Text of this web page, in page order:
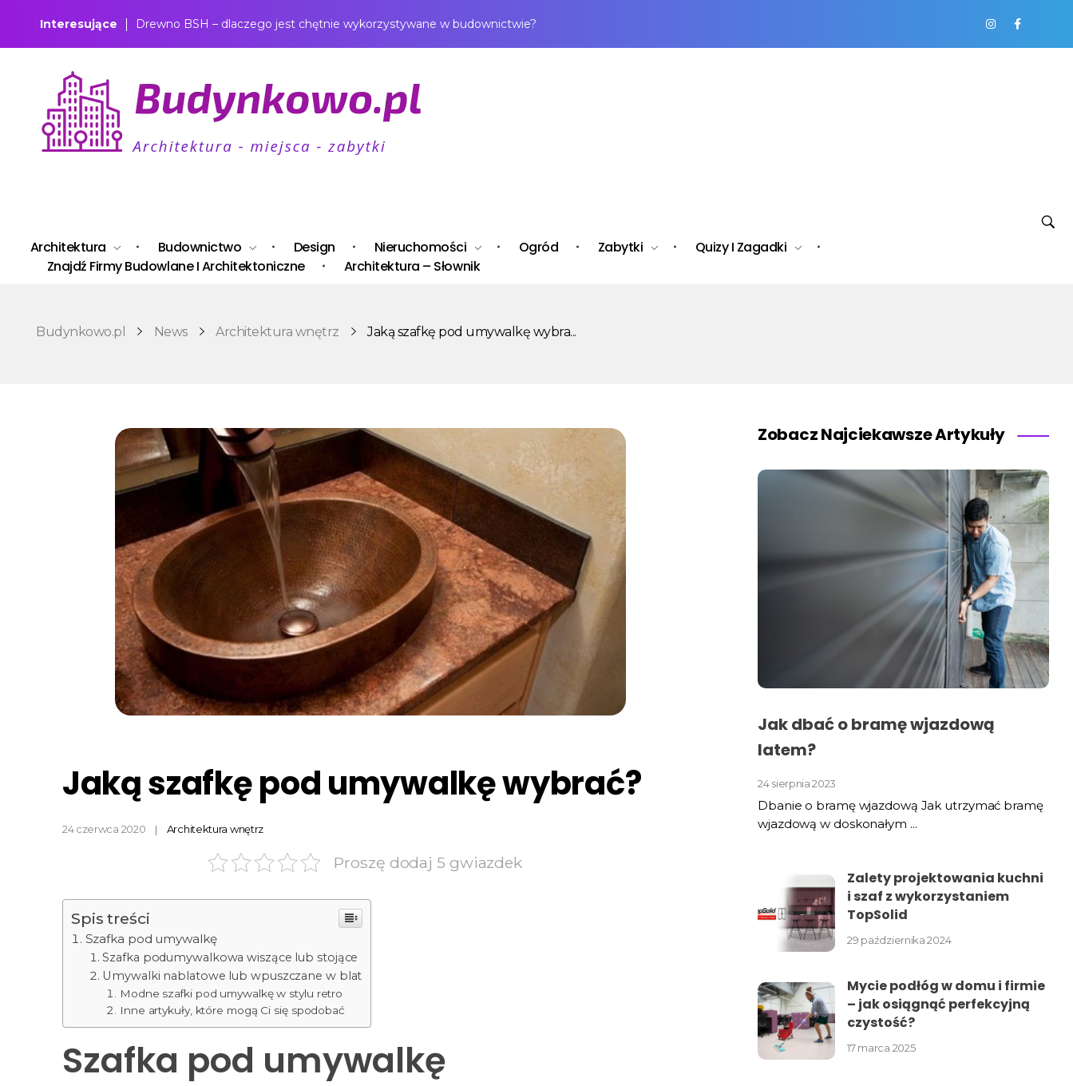
Interesujące Drewno BSH – dlaczego jest chętnie wykorzystywane w budownictwie?
Architektura Budownictwo Design Nieruchomości Ogród Zabytki
Quizy I Zagadki
Znajdź Firmy Budowlane I Architektoniczne
Architektura – Słownik
Budynkowo.pl News Architektura wnętrz Jaką szafkę pod umywalkę wybra...
Jaką szafkę pod umywalkę wybrać?
24 czerwca 2020 Architektura wnętrz
Proszę dodaj 5 gwiazdek
Spis treści
Szafka pod umywalkę
Szafka podumywalkowa wiszące lub stojące
Umywalki nablatowe lub wpuszczane w blat
Modne szafki pod umywalkę w stylu retro
Inne artykuły, które mogą Ci się spodobać
Szafka pod umywalkę
Zobacz Najciekawsze Artykuły
Jak dbać o bramę wjazdową
latem?
24 sierpnia 2023
Dbanie o bramę wjazdową Jak utrzymać bramę
wjazdową w doskonałym ...
Zalety projektowania kuchni
i szaf z wykorzystaniem
TopSolid
29 października 2024
Mycie podłóg w domu i firmie
– jak osiągnąć perfekcyjną
czystość?
17 marca 2025